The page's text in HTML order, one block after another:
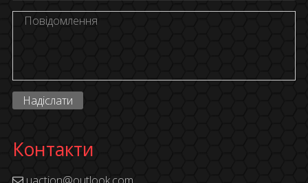
Надіслати
Контакти